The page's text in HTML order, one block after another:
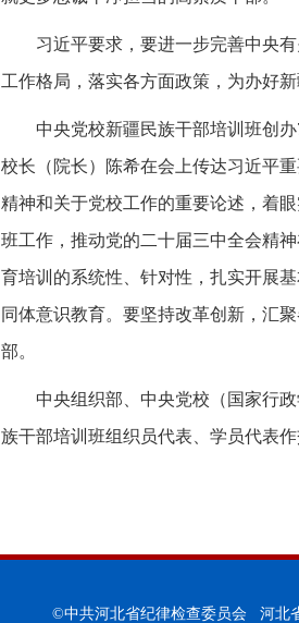
习近平要求，要进一步完善中央
工作格局，落实各方面政策，为办好
中央党校新疆民族干部培训班创
校长（院长）陈希在会上传达习近平
精神和关于党校工作的重要论述，着
班工作，推动党的二十届三中全会精
育培训的系统性、针对性，扎实开展
同体意识教育。要坚持改革创新，汇
部。
中央组织部、中央党校（国家行
族干部培训班组织员代表、学员代表作
©中共河北省纪律检查委员会 河